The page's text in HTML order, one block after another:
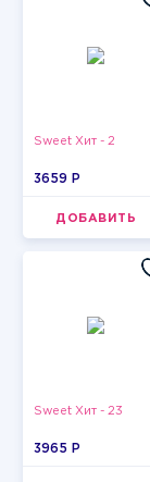
Sweet Хит - 2
3659 P
ДОБАВИТЬ
Sweet Хит - 23
3965 P